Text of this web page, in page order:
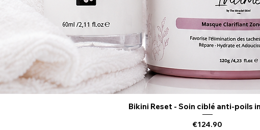
Quick View
Bikini Reset - Soin ciblé anti-poils
Price
€124.90